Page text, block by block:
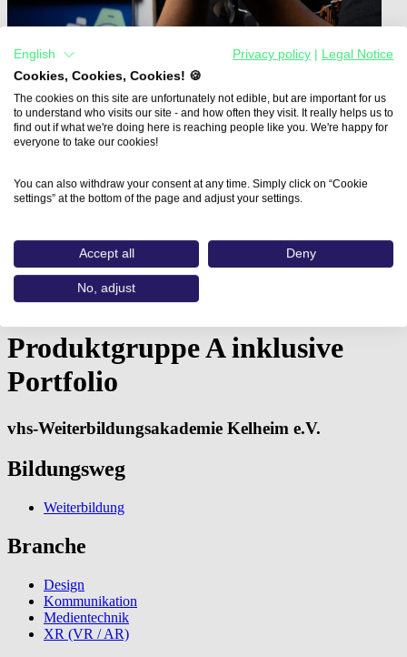
Home
Fachkraft Digital Fashion in
CLO - Virtual Garments:
Produktgruppe A inklusive
Portfolio
vhs-Weiterbildungsakademie Kelheim e.V.
Bildungsweg
Weiterbildung
Branche
Design
Kommunikation
Medientechnik
XR (VR / AR)
English Privacy policy
Legal Notice
Cookies, Cookies, Cookies! 🍪
The cookies on this site are unfortunately not edible, but are important for us
to understand who visits our site - and how often they visit. It really helps us to
find out if what we're doing here is reaching people like you. We're happy for
everyone to take our cookies!
You can also withdraw your consent at any time. Simply click on “Cookie
settings” at the bottom of the page and adjust your settings.
Accept all Deny
No, adjust